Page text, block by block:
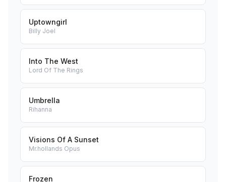
Uptowngirl
Billy Joel
Into The West
Lord Of The Rings
Umbrella
Rihanna
Visions Of A Sunset
Mr.hollands Opus
Frozen